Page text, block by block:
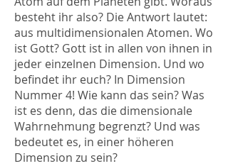
besteht ihr also? Die Antwort lautet:
aus multidimensionalen Atomen. Wo
ist Gott? Gott ist in allen von ihnen in
jeder einzelnen Dimension. Und wo
befindet ihr euch? In Dimension
Nummer 4! Wie kann das sein? Was
ist es denn, das die dimensionale
Wahrnehmung begrenzt? Und was
bedeutet es, in einer höheren
Dimension zu sein?